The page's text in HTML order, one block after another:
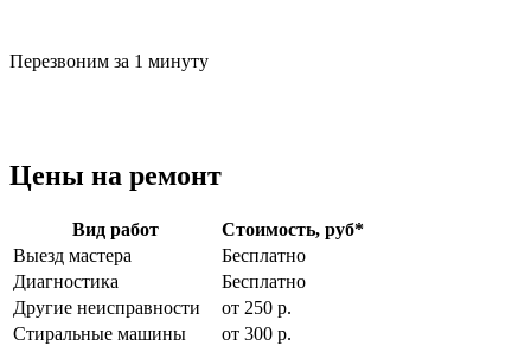
Перезвоним за 1 минуту
Цены на ремонт
Вид работ Стоимость, руб*
Выезд мастера
Бесплатно
Диагностика
Бесплатно
Другие неисправности
от 250 р.
Стиральные машины
от 300 р.